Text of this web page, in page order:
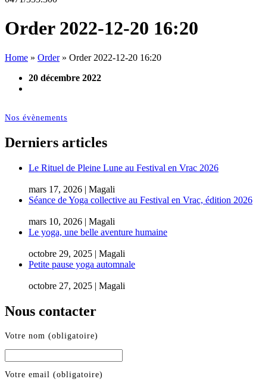
Order 2022-12-20 16:20
Home » Order» Order 2022-12-20 16:20
20 décembre 2022
Nos évènements
Derniers articles
Le Rituel de Pleine Lune au Festival en Vrac 2026
mars 17, 2026 | Magali
Séance de Yoga collective au Festival en Vrac, édition 2026
mars 10, 2026 | Magali
Le yoga, une belle aventure humaine
octobre 29, 2025 | Magali
Petite pause yoga automnale
octobre 27, 2025 | Magali
Nous contacter
Votre nom (obligatoire)
Votre email (obligatoire)